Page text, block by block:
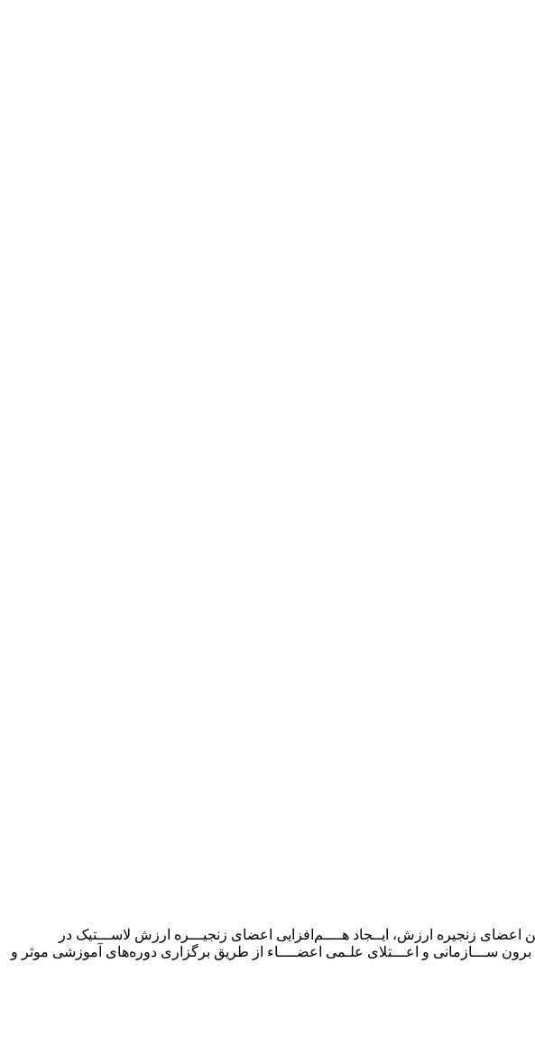
اعضای زنجیره ارزش،‌ ایــجاد هــــم‌افزایی اعضای زنجیـــره ارزش لاســـتیک در
برون‌ ســـازمانی و اعـــتلای علـمی اعضــــاء از طریق برگزاری دوره‌های آموزشی موثر و